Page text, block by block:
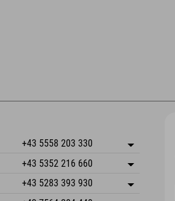
+43 5558 203 330
Enregistrer l'adresse
Réservation
+43 5352 216 660
Enregistrer l'adresse
+43 5283 393 930